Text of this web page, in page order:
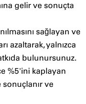
gelir ve sonuçta
sağlayan ve
azaltarak, yalnızca
bulunursunuz.
%5'ini kaplayan
ve